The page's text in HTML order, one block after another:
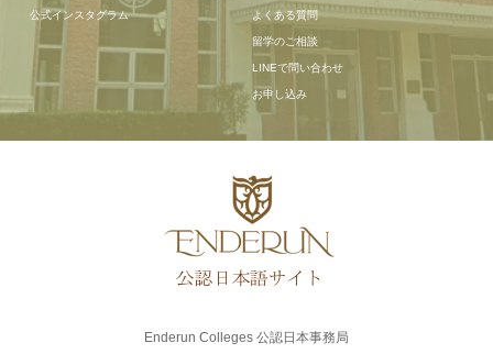
公式インスタグラム よくある質問
留学のご相談
LINEで問い合わせ
お申し込み
Enderun Colleges 公認日本事務局